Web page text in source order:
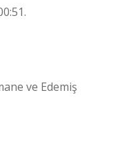
ve Edemiş